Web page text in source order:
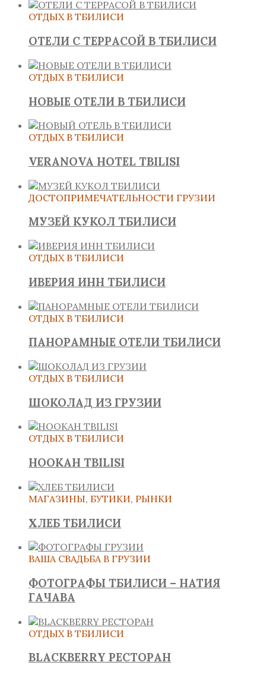
ОТДЫХ В ТБИЛИСИ
ОТЕЛИ С ТЕРРАСОЙ В ТБИЛИСИ
ОТДЫХ В ТБИЛИСИ
НОВЫЕ ОТЕЛИ В ТБИЛИСИ
ОТДЫХ В ТБИЛИСИ
VERANOVA HOTEL TBILISI
ДОСТОПРИМЕЧАТЕЛЬНОСТИ ГРУЗИИ
МУЗЕЙ КУКОЛ ТБИЛИСИ
ОТДЫХ В ТБИЛИСИ
ИВЕРИЯ ИНН ТБИЛИСИ
ОТДЫХ В ТБИЛИСИ
ПАНОРАМНЫЕ ОТЕЛИ ТБИЛИСИ
ОТДЫХ В ТБИЛИСИ
ШОКОЛАД ИЗ ГРУЗИИ
ОТДЫХ В ТБИЛИСИ
HOOKAH TBILISI
МАГАЗИНЫ, БУТИКИ, РЫНКИ
ХЛЕБ ТБИЛИСИ
ВАША СВАДЬБА В ГРУЗИИ
ФОТОГРАФЫ ТБИЛИСИ – НАТИЯ
ГАЧАВА
ОТДЫХ В ТБИЛИСИ
BLACKBERRY РЕСТОРАН